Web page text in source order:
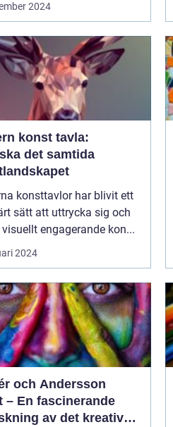
2024
konst tavla:
det samtida
konsttavlor har blivit ett
sätt att uttrycka sig och
engagerande kon...
2024
och Andersson
– En fascinerande
av det kreativa